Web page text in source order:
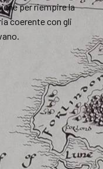
per riempire la
coerente con gli